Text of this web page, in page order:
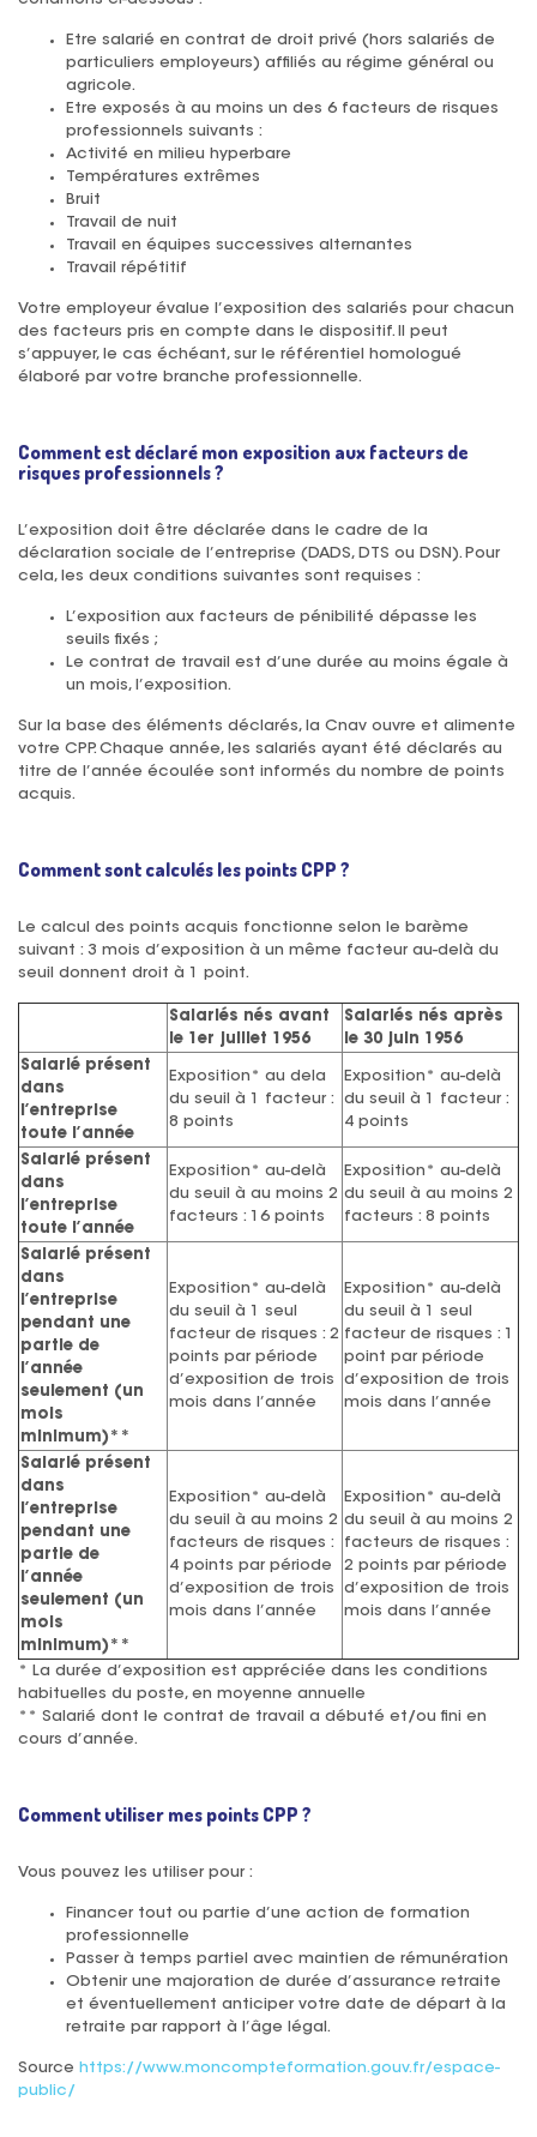
Etre salarié en contrat de droit privé (hors salariés de
particuliers employeurs) affiliés au régime général ou
agricole.
Etre exposés à au moins un des 6 facteurs de risques
professionnels suivants :
Activité en milieu hyperbare
Températures extrêmes
Bruit
Travail de nuit
Travail en équipes successives alternantes
Travail répétitif
Votre employeur évalue l’exposition des salariés pour chacun
des facteurs pris en compte dans le dispositif. Il peut
s’appuyer, le cas échéant, sur le référentiel homologué
élaboré par votre branche professionnelle.
Comment est déclaré mon exposition aux facteurs de
risques professionnels ?
L’exposition doit être déclarée dans le cadre de la
déclaration sociale de l’entreprise (DADS, DTS ou DSN). Pour
cela, les deux conditions suivantes sont requises :
L’exposition aux facteurs de pénibilité dépasse les
seuils fixés ;
Le contrat de travail est d’une durée au moins égale à
un mois, l’exposition.
Sur la base des éléments déclarés, la Cnav ouvre et alimente
votre CPP. Chaque année, les salariés ayant été déclarés au
titre de l’année écoulée sont informés du nombre de points
acquis.
Comment sont calculés les points CPP ?
Le calcul des points acquis fonctionne selon le barème
suivant : 3 mois d’exposition à un même facteur au-delà du
seuil donnent droit à 1 point.
Salariés nés avant
le 1er juillet 1956
Salariés nés après
le 30 juin 1956
Salarié présent
dans
l’entreprise
toute l’année
Exposition* au dela
du seuil à 1 facteur :
8 points
Exposition* au-delà
du seuil à 1 facteur :
4 points
Salarié présent
dans
l’entreprise
toute l’année
Exposition* au-delà
du seuil à au moins 2
facteurs : 16 points
Exposition* au-delà
du seuil à au moins 2
facteurs : 8 points
Salarié présent
dans
l’entreprise
pendant une
partie de
l’année
seulement (un
mois
minimum)**
Exposition* au-delà
du seuil à 1 seul
facteur de risques : 2
points par période
d’exposition de trois
mois dans l’année
Exposition* au-delà
du seuil à 1 seul
facteur de risques : 1
point par période
d’exposition de trois
mois dans l’année
Salarié présent
dans
l’entreprise
pendant une
partie de
l’année
seulement (un
mois
minimum)**
Exposition* au-delà
du seuil à au moins 2
facteurs de risques :
4 points par période
d’exposition de trois
mois dans l’année
Exposition* au-delà
du seuil à au moins 2
facteurs de risques :
2 points par période
d’exposition de trois
mois dans l’année
* La durée d’exposition est appréciée dans les conditions
habituelles du poste, en moyenne annuelle
** Salarié dont le contrat de travail a débuté et/ou fini en
cours d’année.
Comment utiliser mes points CPP ?
Vous pouvez les utiliser pour :
Financer tout ou partie d’une action de formation
professionnelle
Passer à temps partiel avec maintien de rémunération
Obtenir une majoration de durée d’assurance retraite
et éventuellement anticiper votre date de départ à la
retraite par rapport à l’âge légal.
Source https://www.moncompteformation.gouv.fr/espace-
public/